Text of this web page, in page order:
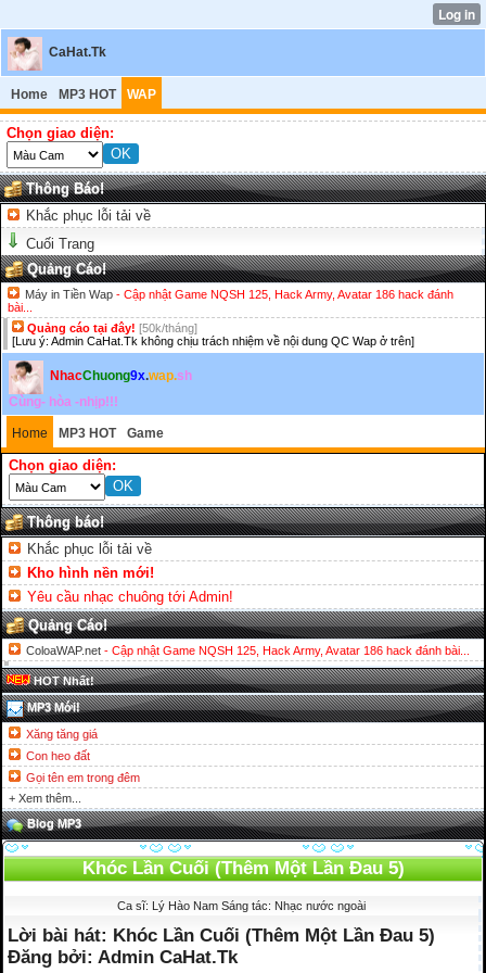
CaHat.Tk
Home MP3 HOT WAP
Chọn giao diện:
Thông Báo!
Khắc phục lỗi tải về
Cuối Trang
Quảng Cáo!
Máy in Tiền Wap - Cập nhật Game NQSH 125, Hack Army, Avatar 186 hack đánh
bài...
Quảng cáo tại đây! [50k/tháng]
[Lưu ý: Admin CaHat.Tk không chịu trách nhiệm về nội dung QC Wap ở trên]
NhacChuong9x.wap.sh
Cùng- hòa -nhịp!!!
Home MP3 HOT Game
Chọn giao diện:
Thông báo!
Khắc phục lỗi tải về
Kho hình nền mới!
Yêu cầu nhạc chuông tới Admin!
Quảng Cáo!
ColoaWAP.net - Cập nhật Game NQSH 125, Hack Army, Avatar 186 hack đánh bài...
HOT Nhất!
MP3 Mới!
Xăng tăng giá
Con heo đất
Gọi tên em trong đêm
+ Xem thêm...
Blog MP3
Khóc Lần Cuối (Thêm Một Lần Đau 5)
Ca sĩ: Lý Hào Nam Sáng tác: Nhạc nước ngoài
Lời bài hát: Khóc Lần Cuối (Thêm Một Lần Đau 5)
Đăng bởi: Admin CaHat.Tk